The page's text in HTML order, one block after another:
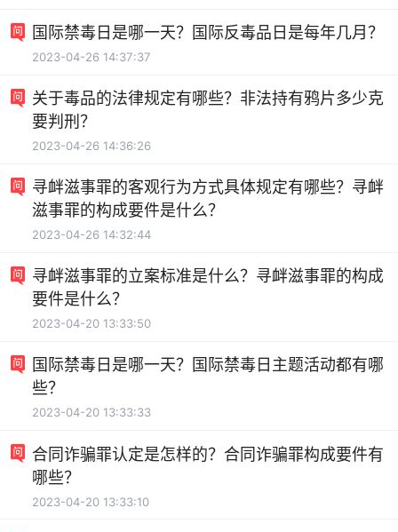
国际禁毒日是哪一天？国际反毒品日是每年几月？
2023-04-26 14:37:37
关于毒品的法律规定有哪些？非法持有鸦片多少克
要判刑？
2023-04-26 14:36:26
寻衅滋事罪的客观行为方式具体规定有哪些？寻衅
滋事罪的构成要件是什么？
2023-04-26 14:32:44
寻衅滋事罪的立案标准是什么？寻衅滋事罪的构成
要件是什么？
2023-04-20 13:33:50
国际禁毒日是哪一天？国际禁毒日主题活动都有哪
些？
2023-04-20 13:33:33
合同诈骗罪认定是怎样的？合同诈骗罪构成要件有
哪些？
2023-04-20 13:33:10